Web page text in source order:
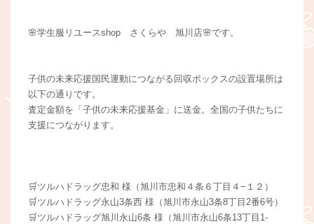
🌸学生服リユースshop さくらや 旭川店🌸です。
子供の未来応援国民運動につながる回収ボックスの設置場所は
以下の通りです。
査定金額を「子供の未来応援基金」に送金。全国の子供たちに
支援につながります。
🛒ツルハドラッグ忠和 様（旭川市忠和４条６丁目４−１２）
🛒ツルハドラッグ永山3条西 様（旭川市永山3条8丁目2番6号）
🛒ツルハドラッグ旭川永山6条 様（旭川市永山6条13丁目1-